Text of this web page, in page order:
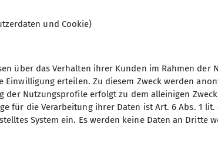
und Cookie)
über das Verhalten ihrer Kunden im Rahmen der
Einwilligung erteilen. Zu diesem Zweck werden
der Nutzungsprofile erfolgt zu dem alleinigen
für die Verarbeitung ihrer Daten ist Art. 6 Abs. 1 lit.
System ein. Es werden keine Daten an Dritte